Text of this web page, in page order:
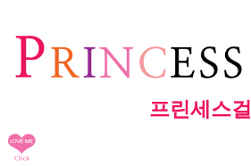
프린세스걸